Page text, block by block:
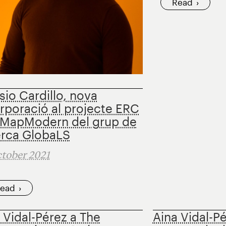
Cardillo, nova
al projecte ERC
del grup de
GlobaLS
2021
Pérez a The
Aina Vidal-